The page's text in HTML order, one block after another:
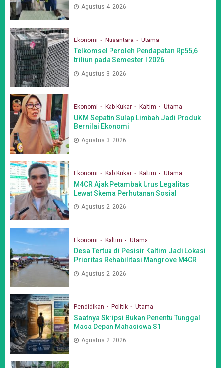
Agustus 4, 2026
Ekonomi Nusantara Utama
Telkomsel Peroleh Pendapatan Rp55,6
triliun pada Semester I 2026
Agustus 3, 2026
Ekonomi Kab Kukar Kaltim Utama
UKM Sepatin Sulap Limbah Jadi Produk
Bernilai Ekonomi
Agustus 3, 2026
Ekonomi Kab Kukar Kaltim Utama
M4CR Ajak Petambak Urus Legalitas
Lewat Skema Perhutanan Sosial
Agustus 2, 2026
Ekonomi Kaltim Utama
Desa Tertua di Pesisir Kaltim Jadi Lokasi
Prioritas Rehabilitasi Mangrove M4CR
Agustus 2, 2026
Pendidikan Politik Utama
Saatnya Skripsi Bukan Penentu Tunggal
Masa Depan Mahasiswa S1
Agustus 2, 2026